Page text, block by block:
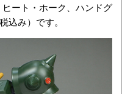
ート・ホーク、ハンドグ
込み）です。